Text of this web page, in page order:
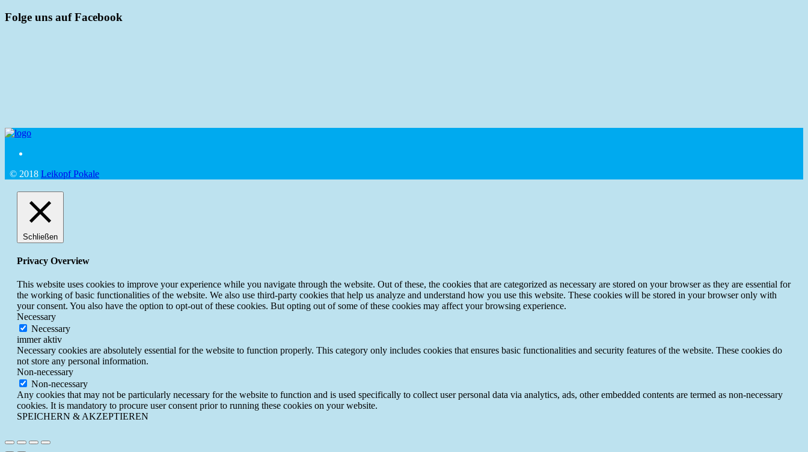
Folge uns auf Facebook
© 2018 Leikopf Pokale
Schließen
Privacy Overview
This website uses cookies to improve your experience while you navigate through the website. Out of these, the cookies that are categorized as necessary are stored on your browser as they are essential for
the working of basic functionalities of the website. We also use third-party cookies that help us analyze and understand how you use this website. These cookies will be stored in your browser only with
your consent. You also have the option to opt-out of these cookies. But opting out of some of these cookies may affect your browsing experience.
Necessary
Necessary
immer aktiv
Necessary cookies are absolutely essential for the website to function properly. This category only includes cookies that ensures basic functionalities and security features of the website. These cookies do
not store any personal information.
Non-necessary
Non-necessary
Any cookies that may not be particularly necessary for the website to function and is used specifically to collect user personal data via analytics, ads, other embedded contents are termed as non-necessary
cookies. It is mandatory to procure user consent prior to running these cookies on your website.
SPEICHERN & AKZEPTIEREN